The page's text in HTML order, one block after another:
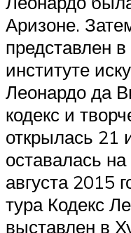
Аризоне.
представлен
институте
Леонардо да
кодекс и
открылась 21
оставалась
августа 2015
тура Кодекс
выставлен в